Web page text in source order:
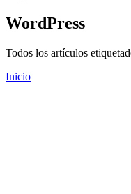
WordPress
Todos los artículos
Inicio